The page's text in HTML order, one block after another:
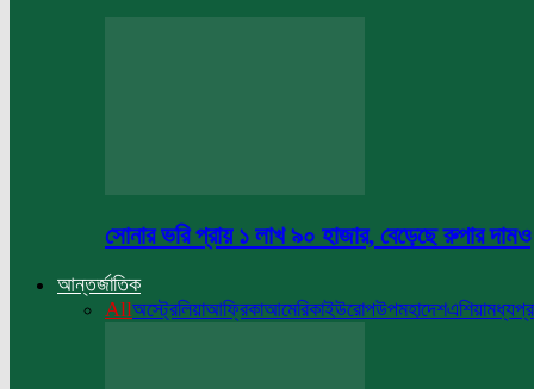
সোনার ভরি প্রায় ১ লাখ ৯০ হাজার, বেড়েছে রুপার দামও
আন্তর্জাতিক
Allঅস্ট্রেলিয়াআফ্রিকাআমেরিকাইউরোপউপমহাদেশএশিয়া